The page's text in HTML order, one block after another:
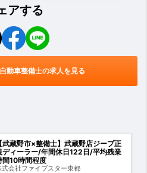
アする
動車整備士の求人を見る
【武蔵野市×整備士】武蔵野店ジープ正
ディーラー/年間休日122日/平均残業
間10時間程度
式会社ファイブスター東都